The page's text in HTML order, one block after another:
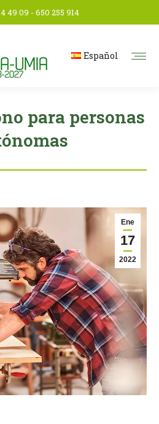
49 09 - 650 255 914
Español
para personas
Ene
17
2022